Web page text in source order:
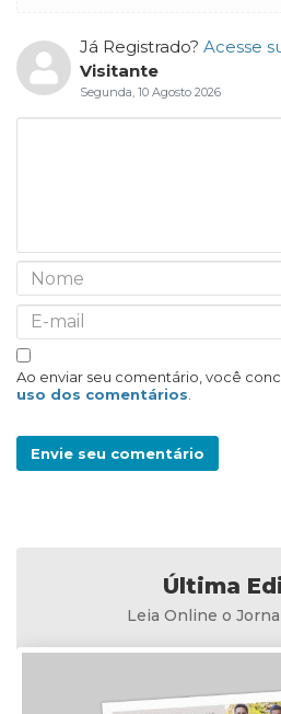
Já Registrado? Acesse
Visitante
Segunda, 10 Agosto 2026
Ao enviar seu comentário, você
uso dos comentários.
Envie seu comentário
Última
Leia Online o